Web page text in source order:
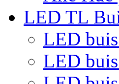
LED TL
LED
LED